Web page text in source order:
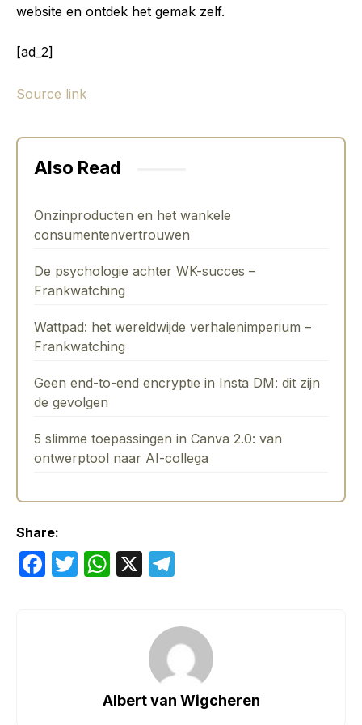
website en ontdek het gemak zelf.
[ad_2]
Source link
Also Read
Onzinproducten en het wankele
consumentenvertrouwen
De psychologie achter WK-succes –
Frankwatching
Wattpad: het wereldwijde verhalenimperium –
Frankwatching
Geen end-to-end encryptie in Insta DM: dit zijn
de gevolgen
5 slimme toepassingen in Canva 2.0: van
ontwerptool naar AI-collega
Share:
F
T
W
p
X
gr
a
m
Albert van Wigcheren